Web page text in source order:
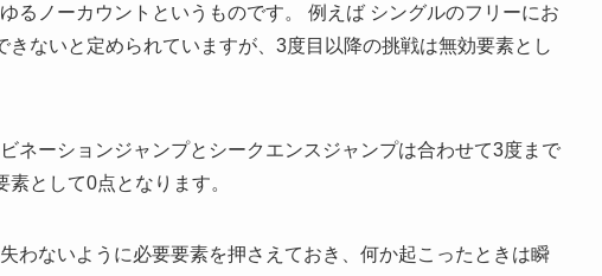
るノーカウントというものです。 例えば シングルのフリーにお
ないと定められていますが、3度目以降の挑戦は無効要素とし
ネーションジャンプとシークエンスジャンプは合わせて3度まで
として0点となります。
わないように必要要素を押さえておき、何か起こったときは瞬